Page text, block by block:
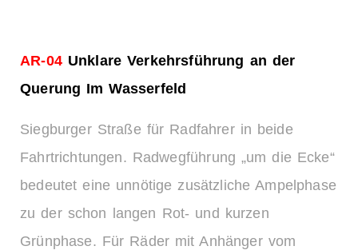
AR-04 Unklare Verkehrsführung an der
Querung Im Wasserfeld
Siegburger Straße für Radfahrer in beide
Fahrtrichtungen. Radwegführung „um die Ecke“
bedeutet eine unnötige zusätzliche Ampelphase
zu der schon langen Rot- und kurzen
Grünphase. Für Räder mit Anhänger vom